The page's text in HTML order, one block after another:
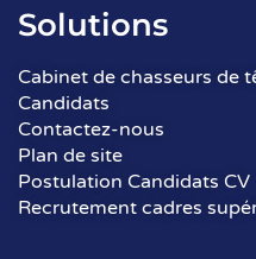
Solutions
Cabinet de chasseurs de
Candidats
Contactez-nous
Plan de site
Postulation Candidats CV
Recrutement cadres